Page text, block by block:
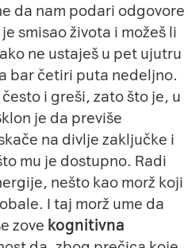
da nam podari odgovore
smisao života i možeš li
ne ustaješ u pet ujutru
bar četiri puta nedeljno.
i greši, zato što je, u
je da previše
na divlje zaključke i
mu je dostupno. Radi
nešto kao morž koji
I taj morž ume da
zove kognitivna